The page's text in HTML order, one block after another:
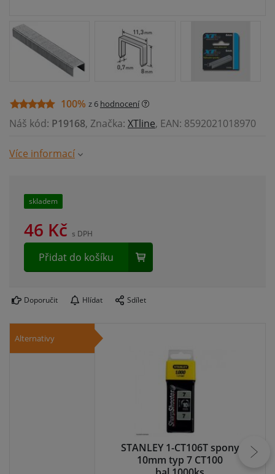
100% z 6 hodnocení
Náš kód: P19168, Značka: XTline, EAN: 8592021018970
Více informací
skladem
46 Kč s DPH
Přidat do košíku
Doporučit Hlídat Sdílet
Alternativy
STANLEY 1-CT106T spony
10mm typ 7 CT100